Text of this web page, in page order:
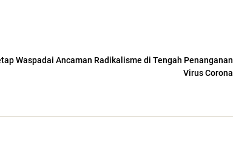
Waspadai Ancaman Radikalisme di Tengah Penanganan
Virus Corona